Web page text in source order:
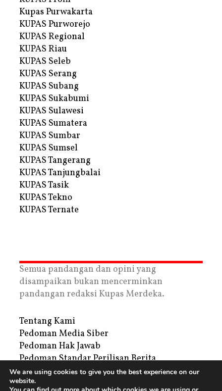
Kupas Purwakarta
KUPAS Purworejo
KUPAS Regional
KUPAS Riau
KUPAS Seleb
KUPAS Serang
KUPAS Subang
KUPAS Sukabumi
KUPAS Sulawesi
KUPAS Sumatera
KUPAS Sumbar
KUPAS Sumsel
KUPAS Tangerang
KUPAS Tanjungbalai
KUPAS Tasik
KUPAS Tekno
KUPAS Ternate
Semua pandangan dan opini yang
disampaikan bukan mencerminkan
pandangan redaksi Kupas Merdeka.
Tentang Kami
Pedoman Media Siber
Pedoman Hak Jawab
Pedoman Standar Perilisan Berita
Privacy Policy
Periklanan
We are using cookies to give you the best experience on our
website.